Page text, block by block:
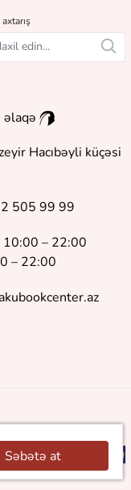
Səbətə at
əlaqə
Hacıbəyli küçəsi
505 99 99
10:00 – 22:00
– 22:00
qorunur